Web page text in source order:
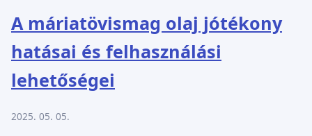
A máriatövismag olaj jótékony
hatásai és felhasználási
lehetőségei
2025. 05. 05.